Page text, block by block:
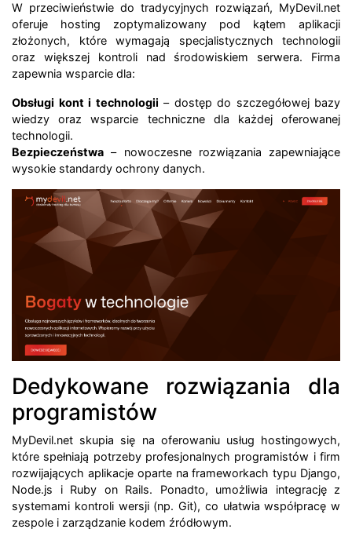
W przeciwieństwie do tradycyjnych rozwiązań, MyDevil.net
oferuje hosting zoptymalizowany pod kątem aplikacji
złożonych, które wymagają specjalistycznych technologii
oraz większej kontroli nad środowiskiem serwera. Firma
zapewnia wsparcie dla:
Obsługi kont i technologii – dostęp do szczegółowej bazy
wiedzy oraz wsparcie techniczne dla każdej oferowanej
technologii.
Bezpieczeństwa – nowoczesne rozwiązania zapewniające
wysokie standardy ochrony danych.
Dedykowane rozwiązania dla
programistów
MyDevil.net skupia się na oferowaniu usług hostingowych,
które spełniają potrzeby profesjonalnych programistów i firm
rozwijających aplikacje oparte na frameworkach typu Django,
Node.js i Ruby on Rails. Ponadto, umożliwia integrację z
systemami kontroli wersji (np. Git), co ułatwia współpracę w
zespole i zarządzanie kodem źródłowym.